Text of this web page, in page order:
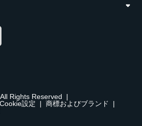
Rights Reserved
|
Cookie設定 | 商標およびブランド
|